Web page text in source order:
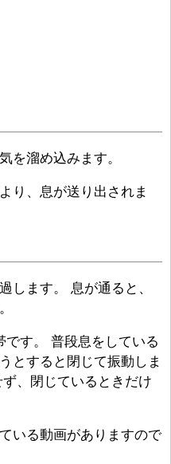
を溜め込みます。
り、息が送り出されま
します。 息が通ると、
す。 普段息をしている
とすると閉じて振動しま
、閉じているときだけ
いる動画がありますので